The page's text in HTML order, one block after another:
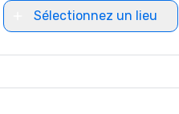
Sélectionnez un lieu